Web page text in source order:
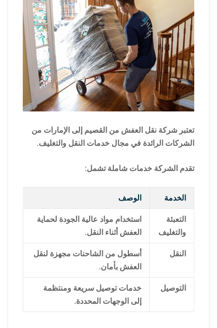
تعتبر شركة نقل العفش من القصيم إلى الإمارات من
الشركات الرائدة في مجال خدمات النقل والتغليف.
تقدم الشركة خدمات شاملة تشمل:
الخدمة الوصف
التعبئة
والتغليف
استخدام مواد عالية الجودة لحماية
العفش أثناء النقل.
النقل
أسطول من الشاحنات مجهزة لنقل
العفش بأمان.
التوصيل
خدمات توصيل سريعة ومنتظمة
إلى الوجهات المحددة.